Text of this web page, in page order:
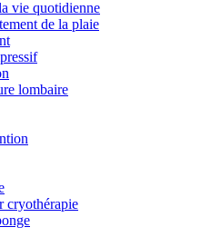
vie quotidienne
de la plaie
lombaire
cryothérapie